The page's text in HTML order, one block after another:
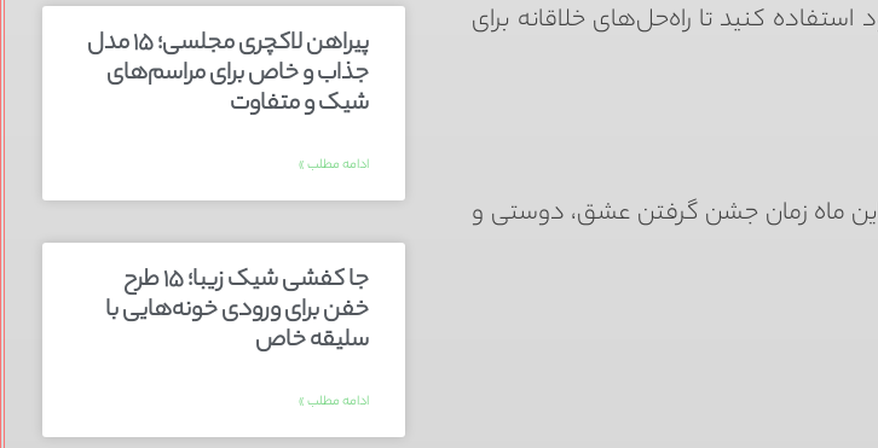
کنید تا راه‌حل‌های خلاقانه برای
ماه زمان جشن گرفتن عشق، دوستی و
پیراهن لاکچری مجلسی؛ ۱۵ مدل
جذاب و خاص برای مراسم‌های
شیک و متفاوت
ادامه مطلب »
جا کفشی شیک زیبا؛ ۱۵ طرح
خفن برای ورودی خونه‌هایی با
سلیقه خاص
ادامه مطلب »